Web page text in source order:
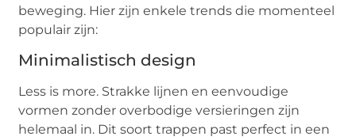
beweging. Hier zijn enkele trends die momenteel
populair zijn:
Minimalistisch design
Less is more. Strakke lijnen en eenvoudige
vormen zonder overbodige versieringen zijn
helemaal in. Dit soort trappen past perfect in een